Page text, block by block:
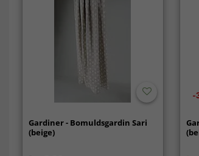
Gardiner - Bomuldsgardin Sari
(beige)
-